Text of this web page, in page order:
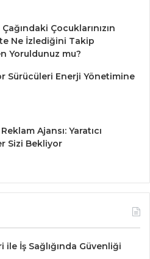
Çocuklarınızın
Ne İzlediğini Takip
Yoruldunuz mu?
Sürücüleri Enerji Yönetimine
Ajansı: Yaratıcı
Sizi Bekliyor
ile İş Sağlığında Güvenliği